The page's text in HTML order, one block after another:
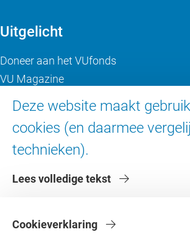
Deze website maakt
cookies (en daarmee
technieken).
Lees volledige tekst
Cookieverklaring
Uitgelicht
Doneer aan het VUfonds
VU Magazine
Over de VU
Contact en route
Faculteiten